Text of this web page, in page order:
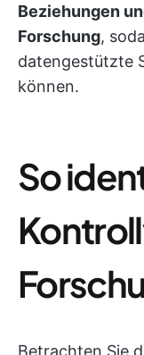
Beziehungen
Forschung,
datengestützte
können.
So
Betrachten Sie